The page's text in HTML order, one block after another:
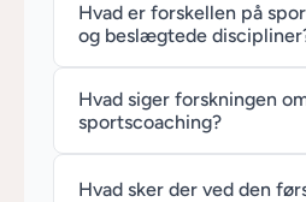
Hvad er forskellen på
og beslægtede
Hvad siger forskningen
sportscoaching?
Hvad sker der ved den